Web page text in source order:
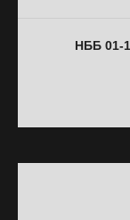
НББ 01-